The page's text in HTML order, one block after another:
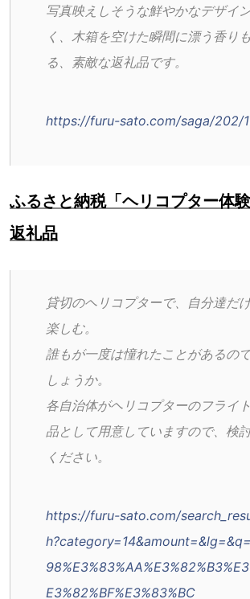
写真映えしそうな鮮やかなデザイ
く、木箱を空けた瞬間に漂う香り
る、素敵な返礼品です。
https://furu-sato.com/saga/202/
ふるさと納税「ヘリコプター体
返礼品
貸切のヘリコプターで、自分達だ
楽しむ。
誰もが一度は憧れたことがあるの
しょうか。
各自治体がヘリコプターのフライ
品として用意していますので、検
ください。
https://furu-sato.com/
E3%82%BF%E3%83%BC